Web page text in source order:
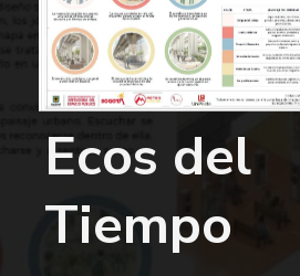
Ecos del
Tiempo